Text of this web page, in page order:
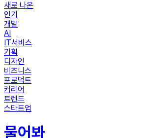
새로 나온
인기
개발
AI
IT서비스
기획
디자인
비즈니스
프로덕트
커리어
트렌드
스타트업
물어봐